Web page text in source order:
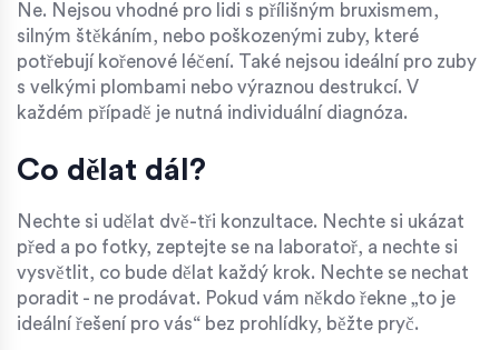
Ne. Nejsou vhodné pro lidi s přílišným bruxismem,
silným štěkáním, nebo poškozenými zuby, které
potřebují kořenové léčení. Také nejsou ideální pro zuby
s velkými plombami nebo výraznou destrukcí. V
každém případě je nutná individuální diagnóza.
Co dělat dál?
Nechte si udělat dvě-tři konzultace. Nechte si ukázat
před a po fotky, zeptejte se na laboratoř, a nechte si
vysvětlit, co bude dělat každý krok. Nechte se nechat
poradit - ne prodávat. Pokud vám někdo řekne „to je
ideální řešení pro vás“ bez prohlídky, běžte pryč.